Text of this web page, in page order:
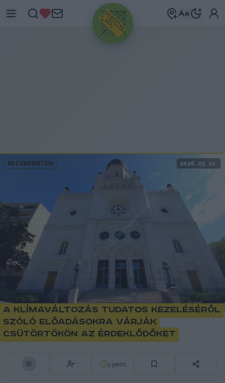
HIRDETÉS
KECSKEMÉTEN 2026. 03. 22.
A klímaváltozás tudatos kezeléséről
szóló előadásokra várják
csütörtökön az érdeklődőket
B 1 perc